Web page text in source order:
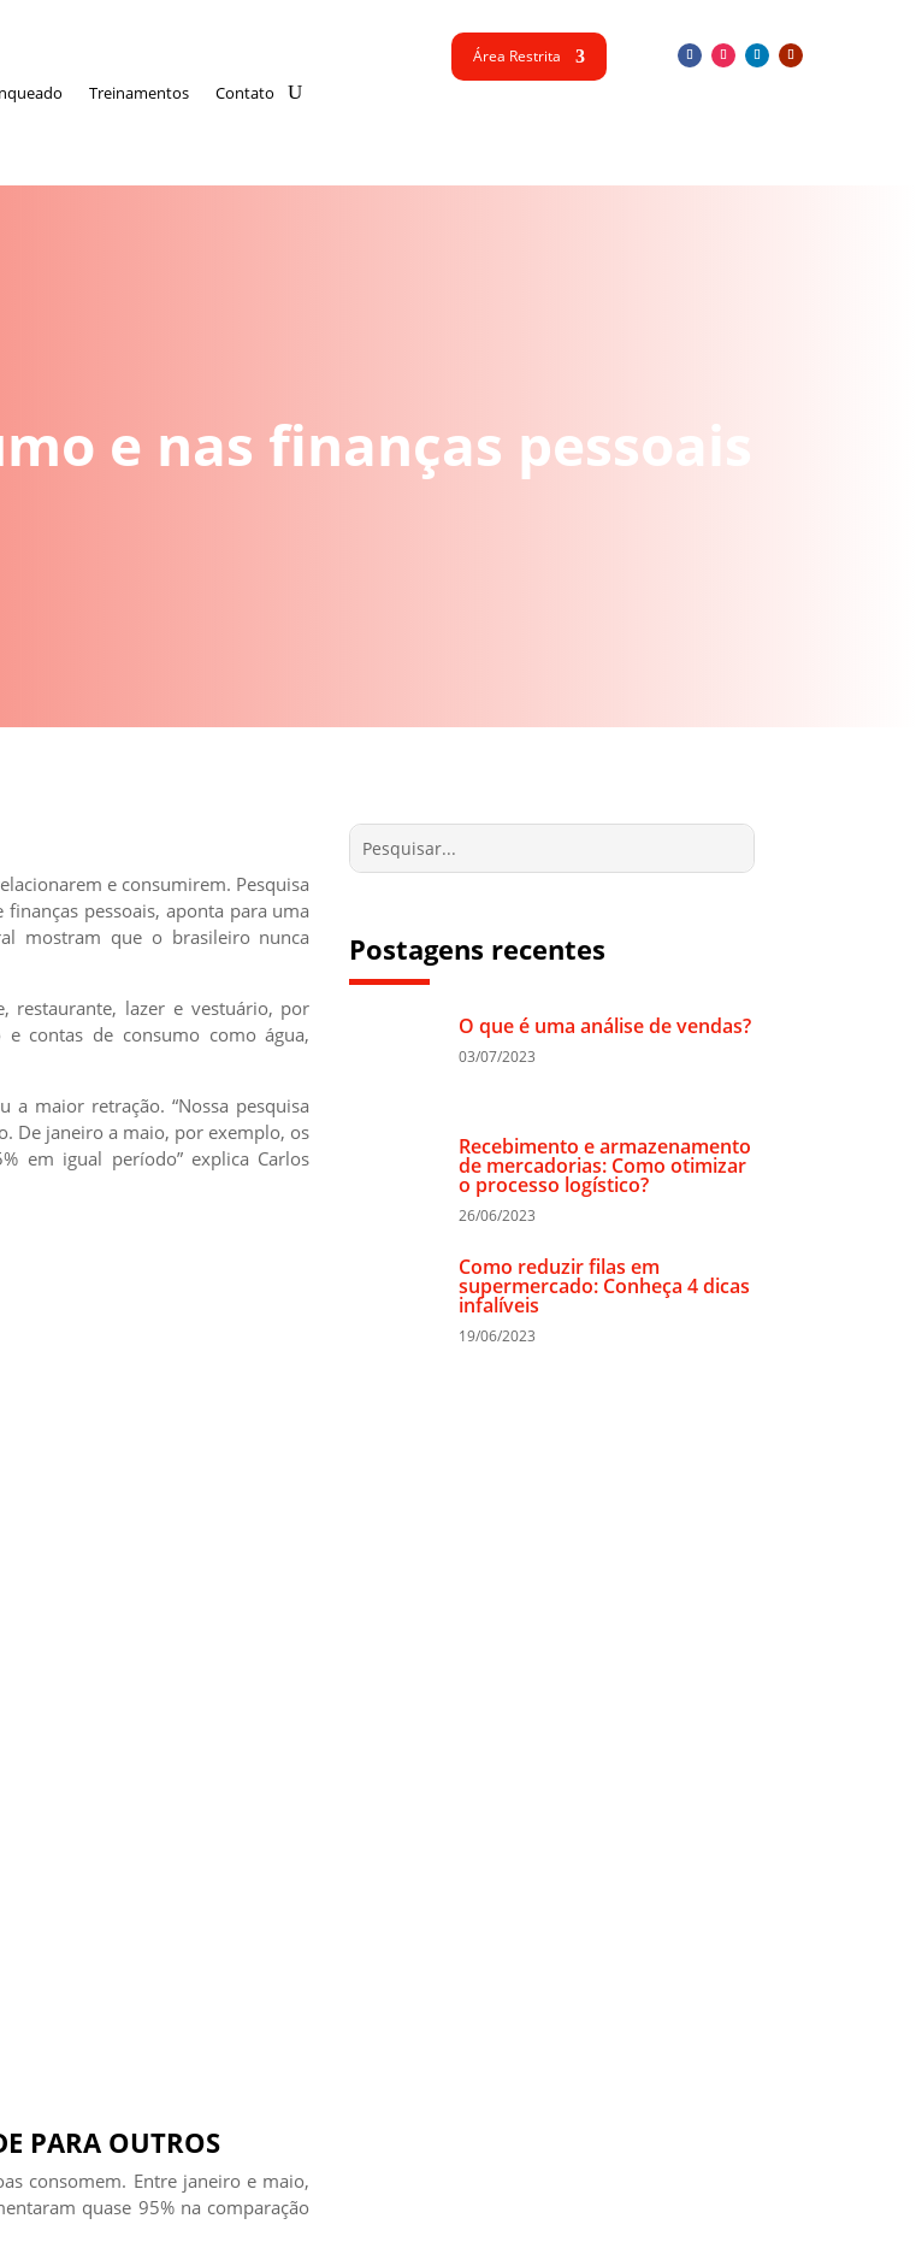
Treinamentos Contato
Área Restrita
e nas finanças pessoais
e consumirem. Pesquisa
pessoais, aponta para uma
mostram que o brasileiro nunca
restaurante, lazer e vestuário, por
contas de consumo como água,
maior retração. “Nossa pesquisa
De janeiro a maio, por exemplo, os
em igual período” explica Carlos
PARA OUTROS
consomem. Entre janeiro e maio,
quase 95% na comparação
Postagens recentes
O que é uma análise de vendas?
03/07/2023
Recebimento e armazenamento
de mercadorias: Como otimizar
o processo logístico?
26/06/2023
Como reduzir filas em
supermercado: Conheça 4 dicas
infalíveis
19/06/2023